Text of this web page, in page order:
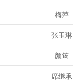
梅萍
张玉琳
颜筠
席继承